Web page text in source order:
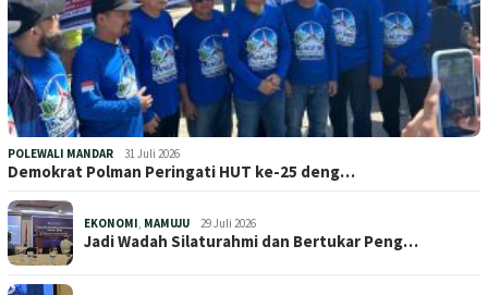
POLEWALI MANDAR 31 Juli 2026
Demokrat Polman Peringati HUT ke-25 deng…
EKONOMI MAMUJU 29 Juli 2026
Jadi Wadah Silaturahmi dan Bertukar Peng…